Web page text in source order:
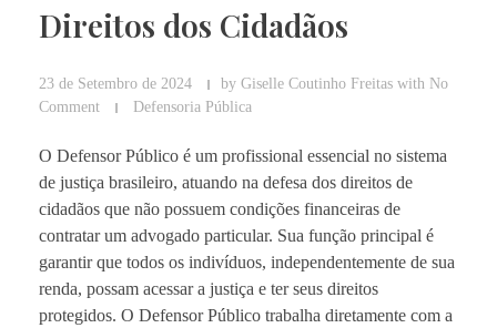
Direitos dos Cidadãos
23 de Setembro de 2024 by Giselle Coutinho Freitas with No
Comment
Defensoria Pública
O Defensor Público é um profissional essencial no sistema
de justiça brasileiro, atuando na defesa dos direitos de
cidadãos que não possuem condições financeiras de
contratar um advogado particular. Sua função principal é
garantir que todos os indivíduos, independentemente de sua
renda, possam acessar a justiça e ter seus direitos
protegidos. O Defensor Público trabalha diretamente com a